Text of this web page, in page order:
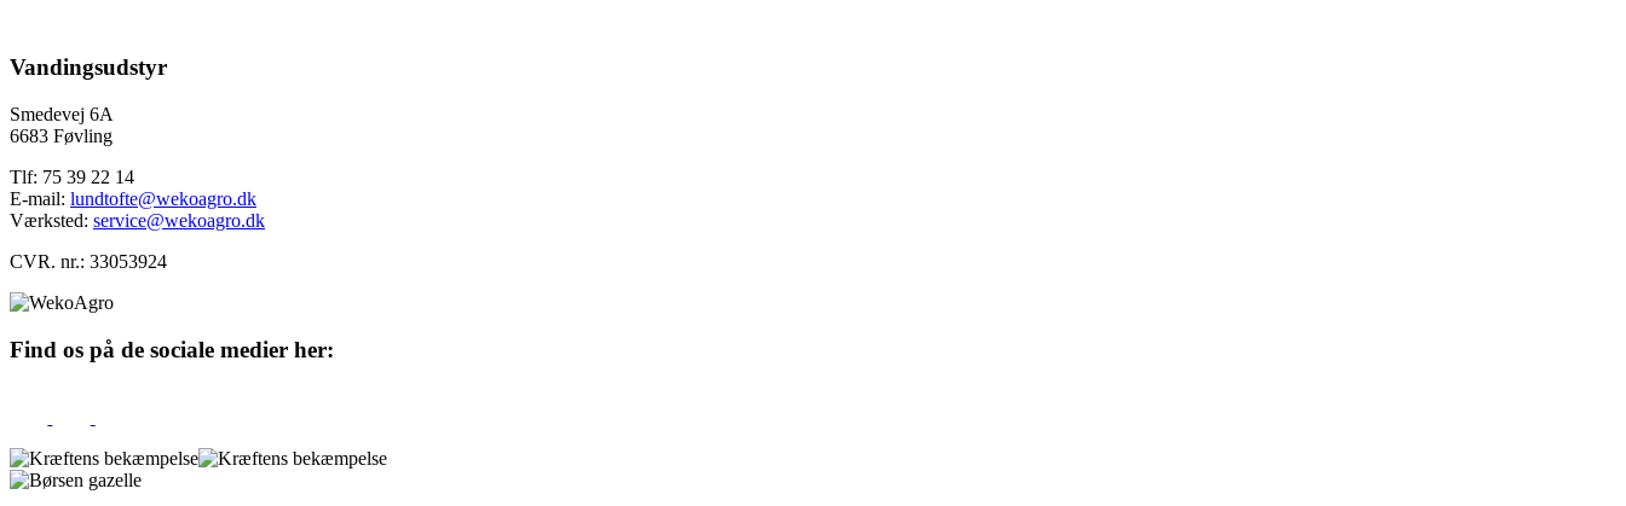
Vandingsudstyr
Smedevej 6A
6683 Føvling
Tlf: 75 39 22 14
E-mail: lundtofte@wekoagro.dk
Værksted: service@wekoagro.dk
CVR. nr.: 33053924
Find os på de sociale medier her: